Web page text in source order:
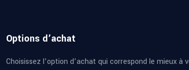
Options d’achat
Choisissez l’option d’achat qui correspond le mieux